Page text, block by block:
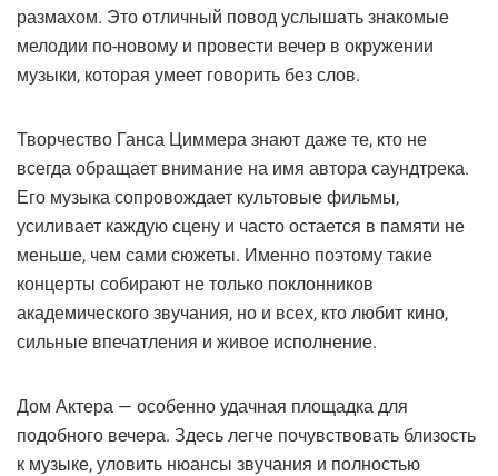
размахом. Это отличный повод услышать знакомые
мелодии по-новому и провести вечер в окружении
музыки, которая умеет говорить без слов.
Творчество Ганса Циммера знают даже те, кто не
всегда обращает внимание на имя автора саундтрека.
Его музыка сопровождает культовые фильмы,
усиливает каждую сцену и часто остается в памяти не
меньше, чем сами сюжеты. Именно поэтому такие
концерты собирают не только поклонников
академического звучания, но и всех, кто любит кино,
сильные впечатления и живое исполнение.
Дом Актера — особенно удачная площадка для
подобного вечера. Здесь легче почувствовать близость
к музыке, уловить нюансы звучания и полностью